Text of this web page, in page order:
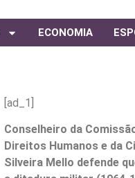
ECONOMIA
[ad_1]
Conselheiro da
Direitos Humanos e da
Silveira Mello defende